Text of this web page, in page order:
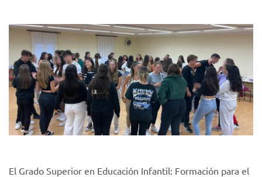
El Grado Superior en Educación Infantil: Formación para el